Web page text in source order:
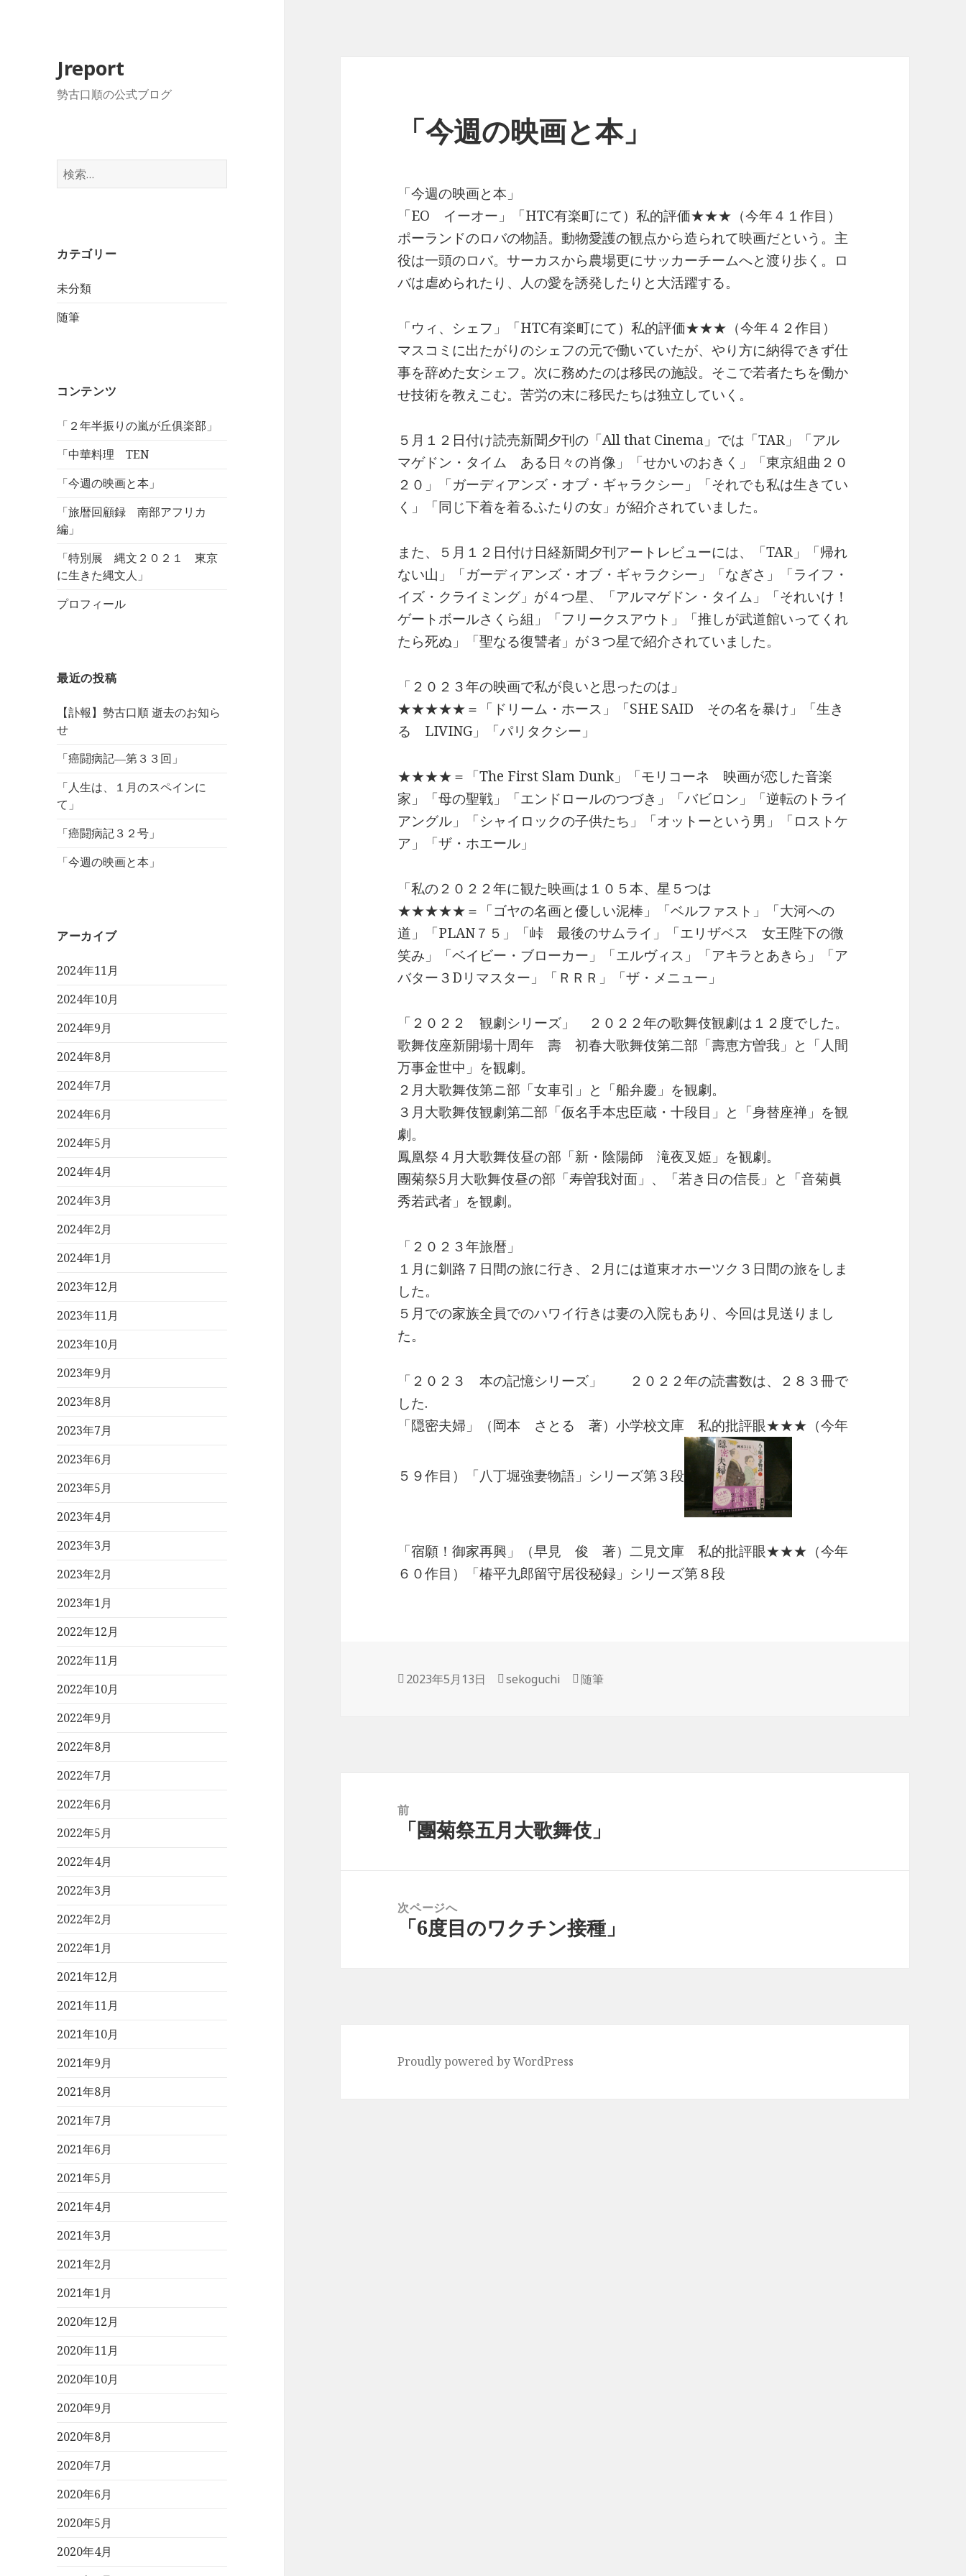
Jreport
勢古口順の公式ブログ
検
索
カテゴリー
未分類
随筆
コンテンツ
「２年半振りの嵐が丘俱楽部」
「中華料理 TEN
「今週の映画と本」
「旅暦回顧録 南部アフリカ
編」
「特別展 縄文２０２１ 東京
に生きた縄文人」
プロフィール
最近の投稿
【訃報】勢古口順 逝去のお知ら
せ
「癌闘病記―第３３回」
「人生は、１月のスペインに
て」
「癌闘病記３２号」
「今週の映画と本」
アーカイブ
2024年11月
2024年10月
2024年9月
2024年8月
2024年7月
2024年6月
2024年5月
2024年4月
2024年3月
2024年2月
2024年1月
2023年12月
2023年11月
2023年10月
2023年9月
2023年8月
2023年7月
2023年6月
2023年5月
2023年4月
2023年3月
2023年2月
2023年1月
2022年12月
2022年11月
2022年10月
2022年9月
2022年8月
2022年7月
2022年6月
2022年5月
2022年4月
2022年3月
2022年2月
2022年1月
2021年12月
2021年11月
2021年10月
2021年9月
2021年8月
2021年7月
2021年6月
2021年5月
2021年4月
2021年3月
2021年2月
2021年1月
2020年12月
2020年11月
2020年10月
2020年9月
2020年8月
2020年7月
2020年6月
2020年5月
2020年4月
「今週の映画と本」
「今週の映画と本」
「EO イーオー」「HTC有楽町にて）私的評価★★★（今年４１作目）
ポーランドのロバの物語。動物愛護の観点から造られて映画だという。主
役は一頭のロバ。サーカスから農場更にサッカーチームへと渡り歩く。ロ
バは虐められたり、人の愛を誘発したりと大活躍する。
「ウィ、シェフ」「HTC有楽町にて）私的評価★★★（今年４２作目）
マスコミに出たがりのシェフの元で働いていたが、やり方に納得できず仕
事を辞めた女シェフ。次に務めたのは移民の施設。そこで若者たちを働か
せ技術を教えこむ。苦労の末に移民たちは独立していく。
５月１２日付け読売新聞夕刊の「All that Cinema」では「TAR」「アル
マゲドン・タイム ある日々の肖像」「せかいのおきく」「東京組曲２０
２０」「ガーディアンズ・オブ・ギャラクシー」「それでも私は生きてい
く」「同じ下着を着るふたりの女」が紹介されていました。
また、５月１２日付け日経新聞夕刊アートレビューには、「TAR」「帰れ
ない山」「ガーディアンズ・オブ・ギャラクシー」「なぎさ」「ライフ・
イズ・クライミング」が４つ星、「アルマゲドン・タイム」「それいけ！
ゲートボールさくら組」「フリークスアウト」「推しが武道館いってくれ
たら死ぬ」「聖なる復讐者」が３つ星で紹介されていました。
「２０２３年の映画で私が良いと思ったのは」
★★★★★＝「ドリーム・ホース」「SHE SAID その名を暴け」「生き
る LIVING」「パリタクシー」
★★★★＝「The First Slam Dunk」「モリコーネ 映画が恋した音楽
家」「母の聖戦」「エンドロールのつづき」「バビロン」「逆転のトライ
アングル」「シャイロックの子供たち」「オットーという男」「ロストケ
ア」「ザ・ホエール」
「私の２０２２年に観た映画は１０５本、星５つは
★★★★★＝「ゴヤの名画と優しい泥棒」「ベルファスト」「大河への
道」「PLAN７５」「峠 最後のサムライ」「エリザベス 女王陛下の微
笑み」「ベイビー・ブローカー」「エルヴィス」「アキラとあきら」「ア
バター３Dリマスター」「ＲＲＲ」「ザ・メニュー」
「２０２２ 観劇シリーズ」 ２０２２年の歌舞伎観劇は１２度でした。
歌舞伎座新開場十周年 壽 初春大歌舞伎第二部「壽恵方曽我」と「人間
万事金世中」を観劇。
２月大歌舞伎第ニ部「女車引」と「船弁慶」を観劇。
３月大歌舞伎観劇第二部「仮名手本忠臣蔵・十段目」と「身替座禅」を観
劇。
鳳凰祭４月大歌舞伎昼の部「新・陰陽師 滝夜叉姫」を観劇。
團菊祭5月大歌舞伎昼の部「寿曽我対面」、「若き日の信長」と「音菊眞
秀若武者」を観劇。
「２０２３年旅暦」
１月に釧路７日間の旅に行き、２月には道東オホーツク３日間の旅をしま
した。
５月での家族全員でのハワイ行きは妻の入院もあり、今回は見送りまし
た。
「２０２３ 本の記憶シリーズ」 ２０２２年の読書数は、２８３冊で
した.
「隠密夫婦」（岡本 さとる 著）小学校文庫 私的批評眼★★★（今年
５９作目）「八丁堀強妻物語」シリーズ第３段
「宿願！御家再興」（早見 俊 著）二見文庫 私的批評眼★★★（今年
６０作目）「椿平九郎留守居役秘録」シリーズ第８段
投
2023年5月13日
作
sekoguchi
カ
随筆
前
前「團菊祭五月大歌舞伎」
次ページへ
次「6度目のワクチン接種」
Proudly powered by WordPress